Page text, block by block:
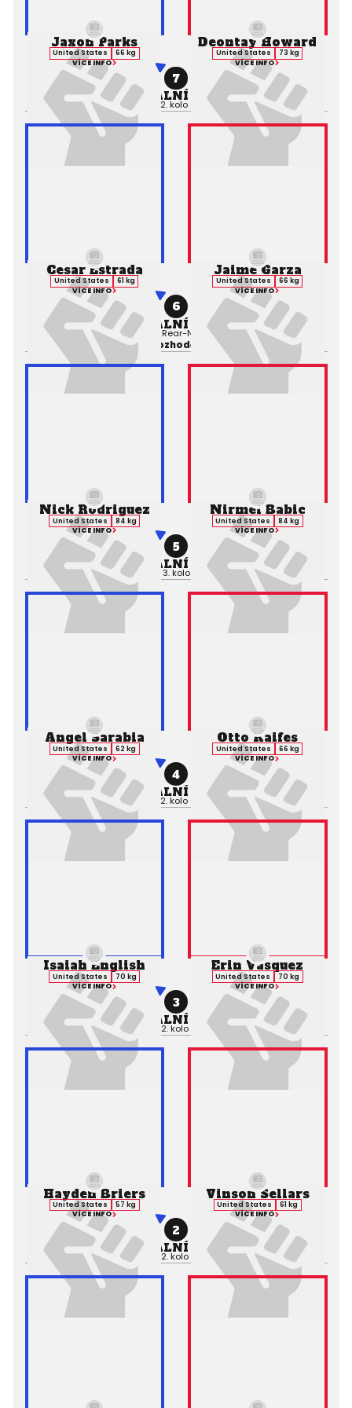
Jaxon Parks
United States
66 kg
VÍCE INFO
7
PROFESIONÁLNÍ ZÁPAS MMA
Výsledek:TKO, 2. kolo 0:59, Rozhodčí:
Deontay Howard
United States
73 kg
VÍCE INFO
Cesar Estrada
United States
61 kg
VÍCE INFO
6
PROFESIONÁLNÍ ZÁPAS MMA
Výsledek:Submission (Rear-Naked Choke), 1. kolo 1:26,
Rozhodčí:
Jaime Garza
United States
66 kg
VÍCE INFO
Nick Rodriguez
United States
84 kg
VÍCE INFO
5
PROFESIONÁLNÍ ZÁPAS MMA
Výsledek: TKO, 3. kolo 1:53,Rozhodčí:
Nirmel Babic
United States
84 kg
VÍCE INFO
Angel Sarabia
United States
62 kg
VÍCE INFO
4
PROFESIONÁLNÍ ZÁPAS MMA
Výsledek:TKO, 2. kolo 0:39, Rozhodčí:
Otto Kaifes
United States
66 kg
VÍCE INFO
Isaiah English
United States
70 kg
VÍCE INFO
3
PROFESIONÁLNÍ ZÁPAS MMA
Výsledek:TKO, 2. kolo 2:35, Rozhodčí:
Erin Vasquez
United States
70 kg
VÍCE INFO
Hayden Briers
United States
57 kg
VÍCE INFO
2
PROFESIONÁLNÍ ZÁPAS MMA
Výsledek:TKO, 2. kolo 0:33,Rozhodčí:
Vinson Sellars
United States
61 kg
VÍCE INFO